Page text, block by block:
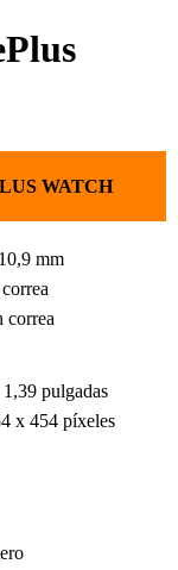
WATCH
mm
correa
pulgadas
x 454 píxeles